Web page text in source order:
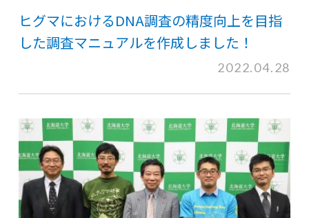
ヒグマにおけるDNA調査の精度向上を目指
した調査マニュアルを作成しました！
2022.04.28